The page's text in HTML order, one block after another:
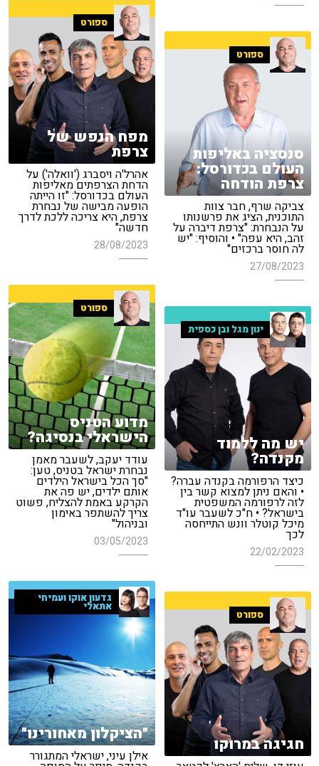
ספורט
מפח הנפש של
צרפת
אהרל'ה ויסברג ('וואלה') על
הדחת הצרפתים מאליפות
העולם בכדורסל: "זו הייתה
הופעה מבישה של נבחרת
צרפת, היא צריכה ללכת לדרך
חדשה"
28/08/2023
ספורט
סנסציה באליפות
העולם בכדורסל:
צרפת הודחה
צביקה שרף, חבר צוות
התוכנית, הציג את פרשנותו
על הנבחרת: "צרפת דיברה על
זהב, היא עפה" • והוסיף: "יש
לה חוסר ברכזים"
27/08/2023
ספורט
מדוע הטניס
הישראלי בנסיגה?
עודד יעקב, לשעבר מאמן
נבחרת ישראל בטניס, טען:
"סך הכל בישראל הילדים
אותם ילדים, יש פה את
הקרקע באמת להצליח, פשוט
צריך להשתפר באימון
ובניהול"
03/05/2023
ינון מגל ובן כספית
יש מה ללמוד
מקנדה?
כיצד הרפורמה בקנדה עברה?
• והאם ניתן למצוא קשר בין
לזה לרפורמה המשפטית
בישראל? • ח"כ לשעבר עו"ד
מיכל קוטלר וונש התייחסה
לכך
22/02/2023
גדעון אוקו ועמיחי
אתאלי
"הציקלון מאחורינו"
אילן עיני, ישראלי המתגורר
ספורט
חגיגה במרוקו